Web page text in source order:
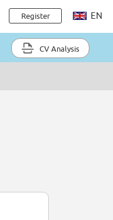
Register EN
CV Analysis